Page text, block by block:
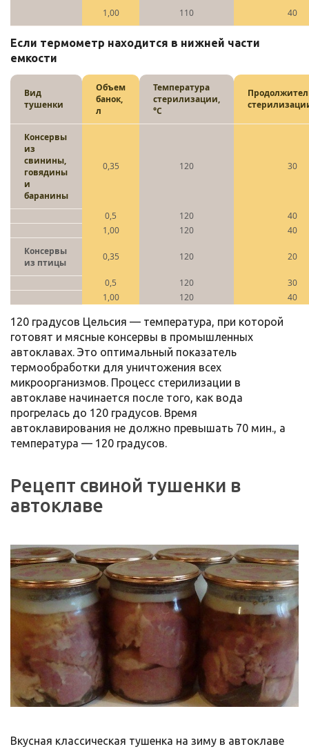
1,00 110 40
Если термометр находится в нижней части
емкости
Вид
тушенки
Объем
банок,
л
Температура
стерилизации,
°C
Консервы
из
свинины,
говядины
и
баранины
0,35 120 30
0,5 120
40
1,00
120
40
Консервы
из птицы
0,35 120 20
0,5 120
30
1,00
120 40
120 градусов Цельсия — температура, при которой
готовят и мясные консервы в промышленных
автоклавах. Это оптимальный показатель
термообработки для уничтожения всех
микроорганизмов. Процесс стерилизации в
автоклаве начинается после того, как вода
прогрелась до 120 градусов. Время
автоклавирования не должно превышать 70 мин., а
температура — 120 градусов.
Рецепт свиной тушенки в
автоклаве
Вкусная классическая тушенка на зиму в автоклаве